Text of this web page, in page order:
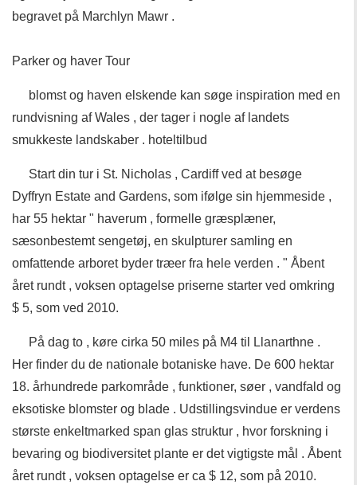
begravet på Marchlyn Mawr .
Parker og haver Tour
blomst og haven elskende kan søge inspiration med en
rundvisning af Wales , der tager i nogle af landets
smukkeste landskaber . hoteltilbud
Start din tur i St. Nicholas , Cardiff ved at besøge
Dyffryn Estate and Gardens, som ifølge sin hjemmeside ,
har 55 hektar " haverum , formelle græsplæner,
sæsonbestemt sengetøj, en skulpturer samling en
omfattende arboret byder træer fra hele verden . " Åbent
året rundt , voksen optagelse priserne starter ved omkring
$ 5, som ved 2010.
På dag to , køre cirka 50 miles på M4 til Llanarthne .
Her finder du de nationale botaniske have. De 600 hektar
18. århundrede parkområde , funktioner, søer , vandfald og
eksotiske blomster og blade . Udstillingsvindue er verdens
største enkeltmarked span glas struktur , hvor forskning i
bevaring og biodiversitet plante er det vigtigste mål . Åbent
året rundt , voksen optagelse er ca $ 12, som på 2010.